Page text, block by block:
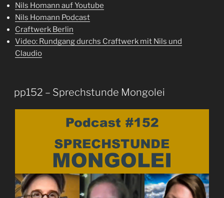
Nils Homann auf Youtube
Nils Homann Podcast
Craftwerk Berlin
Video: Rundgang durchs Craftwerk mit Nils und
Claudio
pp152 – Sprechstunde Mongolei